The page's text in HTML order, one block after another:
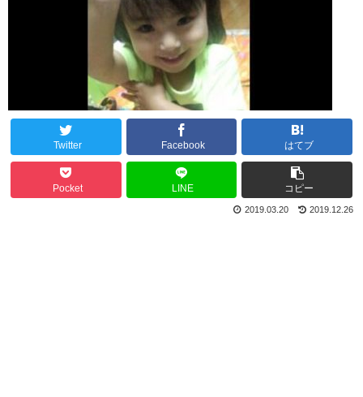
Twitter Facebook はてブ
Pocket LINE コピー
2019.12.26
2019.03.20